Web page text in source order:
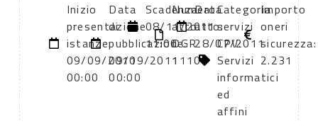
Inizio
presentazione
istanze:
09/09/2011
00:00
Data
di
pubblicazione:
09/09/2011
00:00
Scadenza:
08/11/2011
11:00
Numero
atto:
DGR
1110
Data
atto:
28/07/2011
Categoria
servizi
CPV:
Servizi
informatici
ed
affini
Importo
oneri
sicurezza:
2.231